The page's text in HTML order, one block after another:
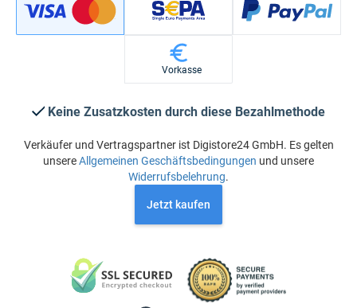
Vorkasse
Keine Zusatzkosten durch diese Bezahlmethode
Verkäufer und Vertragspartner ist Digistore24 GmbH. Es gelten
unsereAllgemeinen Geschäftsbedingungen und unsere
Widerrufsbelehrung.
Jetzt kaufen